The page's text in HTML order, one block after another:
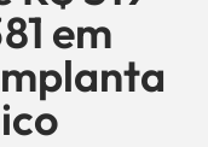
em